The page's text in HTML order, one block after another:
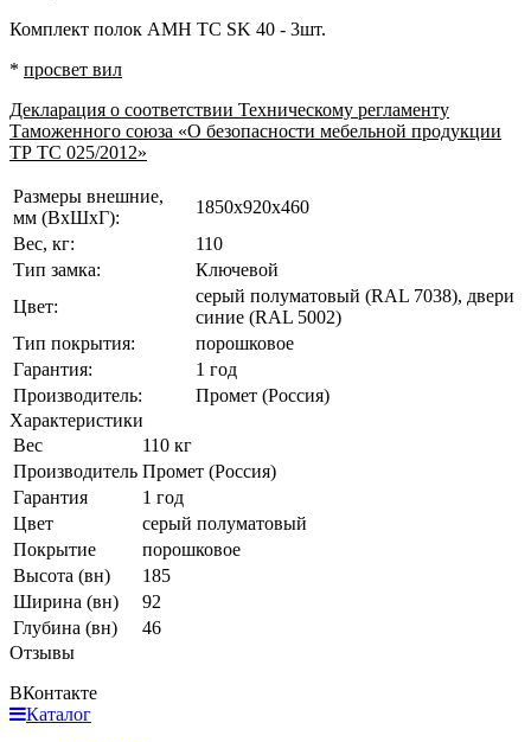
Комплект полок AMH TC SK 40 - 3шт.
* просвет вил
Декларация о соответствии Техническому регламенту
Таможенного союза «О безопасности мебельной продукции
ТР ТС 025/2012»
Размеры внешние,
мм (ВхШхГ):
1850x920x460
Вес, кг:
110
Тип замка:
Ключевой
Цвет:
серый полуматовый (RAL 7038), двери
синие (RAL 5002)
Тип покрытия:
порошковое
Гарантия:
1 год
Производитель:
Промет (Россия)
Характеристики
Вес
110 кг
Производитель Промет (Россия)
Гарантия
1 год
Цвет
серый полуматовый
Покрытие
порошковое
Высота (вн)
185
Ширина (вн)
92
Глубина (вн)
46
Отзывы
ВКонтакте
Каталог